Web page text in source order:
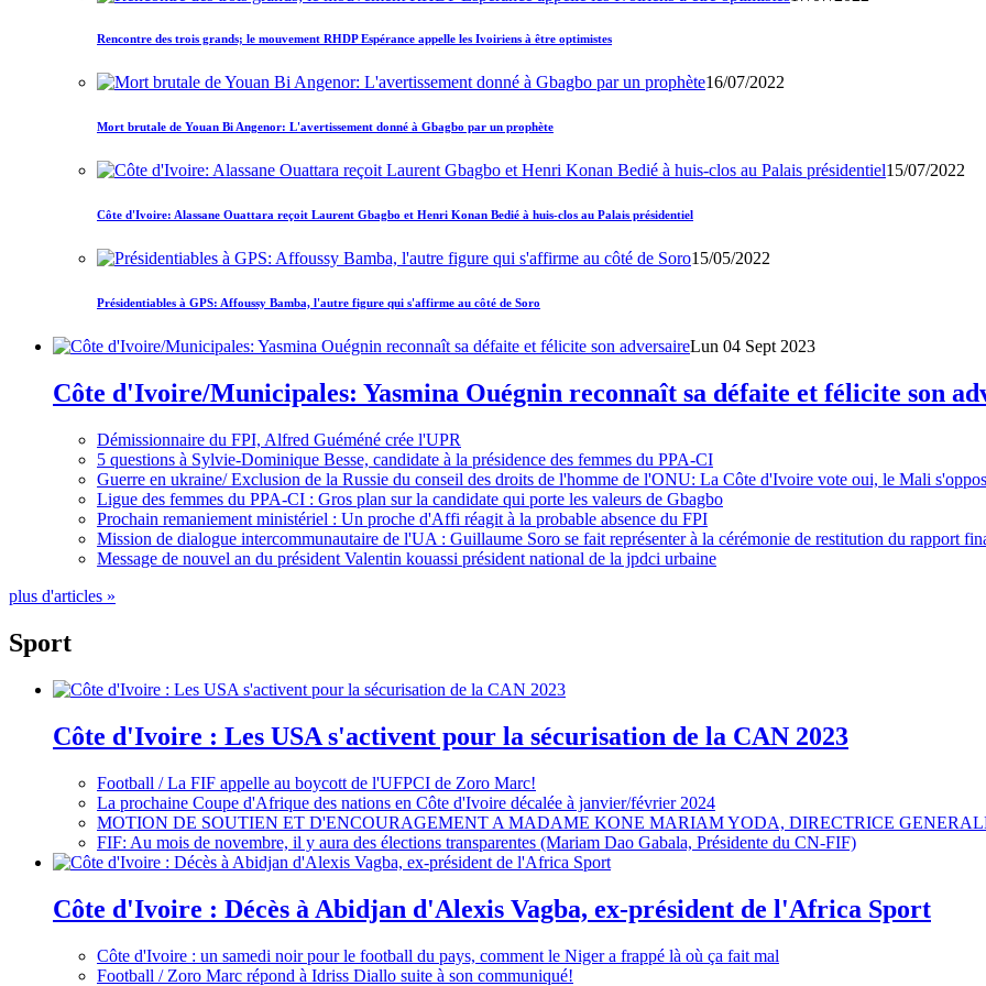
Rencontre des trois grands; le mouvement RHDP Espérance appelle les Ivoiriens à être optimistes
16/07/2022
Mort brutale de Youan Bi Angenor: L'avertissement donné à Gbagbo par un prophète
15/07/2022
Côte d'Ivoire: Alassane Ouattara reçoit Laurent Gbagbo et Henri Konan Bedié à huis-clos au Palais présidentiel
15/05/2022
Présidentiables à GPS: Affoussy Bamba, l'autre figure qui s'affirme au côté de Soro
Lun 04 Sept 2023
Côte d'Ivoire/Municipales: Yasmina Ouégnin reconnaît sa défaite et félicite son
Démissionnaire du FPI, Alfred Guéméné crée l'UPR
5 questions à Sylvie-Dominique Besse, candidate à la présidence des femmes du PPA-CI
Guerre en ukraine/ Exclusion de la Russie du conseil des droits de l'homme de l'ONU: La Côte d'Ivoire vote oui, le Mali
Ligue des femmes du PPA-CI : Gros plan sur la candidate qui porte les valeurs de Gbagbo
Prochain remaniement ministériel : Un proche d'Affi réagit à la probable absence du FPI
Mission de dialogue intercommunautaire de l'UA : Guillaume Soro se fait représenter à la cérémonie de restitution du rapport
Message de nouvel an du président Valentin kouassi président national de la jpdci urbaine
plus d'articles »
Sport
Côte d'Ivoire : Les USA s'activent pour la sécurisation de la CAN 2023
Football / La FIF appelle au boycott de l'UFPCI de Zoro Marc!
La prochaine Coupe d'Afrique des nations en Côte d'Ivoire décalée à janvier/février 2024
MOTION DE SOUTIEN ET D'ENCOURAGEMENT A MADAME KONE MARIAM YODA, DIRECTRICE
FIF: Au mois de novembre, il y aura des élections transparentes (Mariam Dao Gabala, Présidente du CN-FIF)
Côte d'Ivoire : Décès à Abidjan d'Alexis Vagba, ex-président de l'Africa Sport
Côte d'Ivoire : un samedi noir pour le football du pays, comment le Niger a frappé là où ça fait mal
Football / Zoro Marc répond à Idriss Diallo suite à son communiqué!